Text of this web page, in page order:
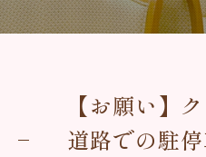
【お願い】
道路での駐